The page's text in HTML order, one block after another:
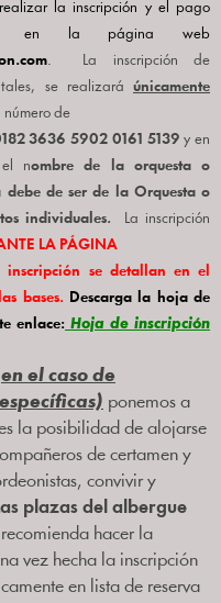
la inscripción y el pago
en la página web
.
La inscripción de
se realizará únicamente
de
3636 5902 0161 5139 y en
nombre de la orquesta o
de ser de la Orquesta o
individuales. La inscripción
LA PÁGINA
inscripción se detallan en el
bases. Descarga la hoja de
enlace: Hoja de inscripción
en el caso de
ponemos a
la posibilidad de alojarse
de certamen y
convivir y
plazas del albergue
hacer la
vez hecha la inscripción
en lista de reserva